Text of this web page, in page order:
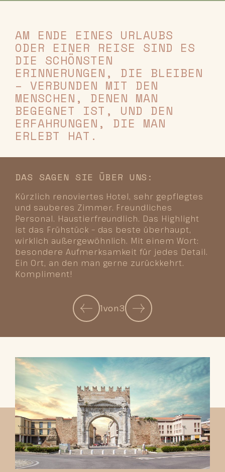
AM ENDE EINES URLAUBS
ODER EINER REISE SIND ES
DIE SCHÖNSTEN
ERINNERUNGEN, DIE BLEIBEN
– VERBUNDEN MIT DEN
MENSCHEN, DENEN MAN
BEGEGNET IST, UND DEN
ERFAHRUNGEN, DIE MAN
ERLEBT HAT.
DAS SAGEN SIE ÜBER UNS:
Kürzlich renoviertes Hotel, sehr gepflegtes
und sauberes Zimmer. Freundliches
Personal. Haustierfreundlich. Das Highlight
ist das Frühstück – das beste überhaupt,
wirklich außergewöhnlich. Mit einem Wort:
besondere Aufmerksamkeit für jedes Detail.
Ein Ort, an den man gerne zurückkehrt.
Kompliment!
1von3